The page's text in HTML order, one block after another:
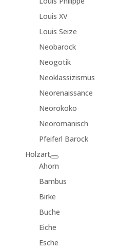
Louis XV
Louis Seize
Neobarock
Neogotik
Neoklassizismus
Neorenaissance
Neorokoko
Neoromanisch
Pfeiferl Barock
Holzart
Ahorn
Bambus
Birke
Buche
Eiche
Esche